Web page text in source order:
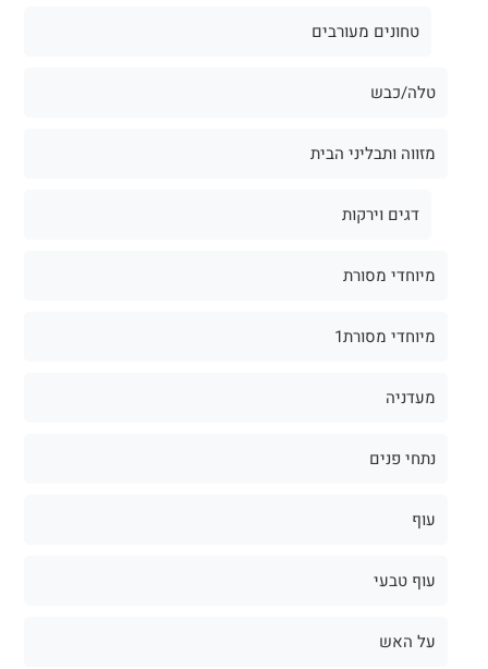
טחונים מעורבים
טלה/כבש
מזווה ותבליני הבית
דגים וירקות
מיוחדי מסורת
מיוחדי מסורת1
מעדניה
נתחי פנים
עוף
עוף טבעי
על האש